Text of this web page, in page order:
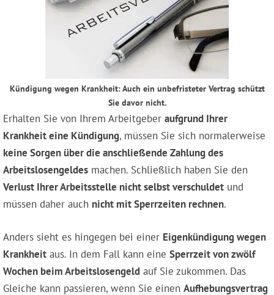
Kündigung wegen Krankheit: Auch ein unbefristeter Vertrag schützt
Sie davor nicht.
Erhalten Sie von Ihrem Arbeitgeber aufgrund Ihrer
Krankheit eine Kündigung, müssen Sie sich normalerweise
keine Sorgen über die anschließende Zahlung des
Arbeitslosengeldes machen. Schließlich haben Sie den
Verlust Ihrer Arbeitsstelle nicht selbst verschuldet und
müssen daher auch nicht mit Sperrzeiten rechnen.
Anders sieht es hingegen bei einer Eigenkündigung wegen
Krankheit aus. In dem Fall kann eine Sperrzeit von zwölf
Wochen beim Arbeitslosengeld auf Sie zukommen. Das
Gleiche kann passieren, wenn Sie einen Aufhebungsvertrag